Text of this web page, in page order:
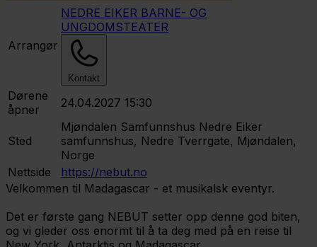
Arrangør
NEDRE EIKER BARNE- OG
UNGDOMSTEATER
Kontakt
Dørene
åpner
24.04.2027 15:30
Sted
Mjøndalen Samfunnshus Nedre Eiker
samfunnshus, Nedre Tverrgate, Mjøndalen,
Norge
Nettside
https://nebut.no
Velkommen til Madagascar - et musikalsk eventyr.
Det er første gang NEBUT setter opp denne god biten,
og vi gleder oss enormt til å ta deg med på en reise til